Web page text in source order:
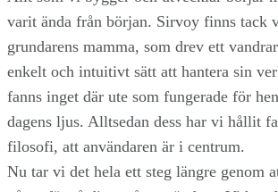
varit ända från början. Sirvoy finns tack
grundarens mamma, som drev ett
enkelt och intuitivt sätt att hantera sin
fanns inget där ute som fungerade för
dagens ljus. Alltsedan dess har vi hållit
filosofi, att användaren är i centrum.
Nu tar vi det hela ett steg längre genom